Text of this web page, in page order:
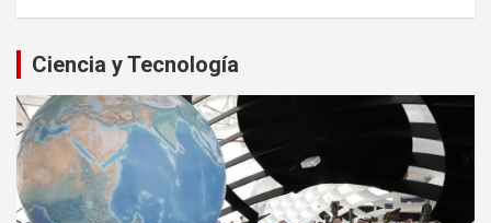
Ciencia y Tecnología